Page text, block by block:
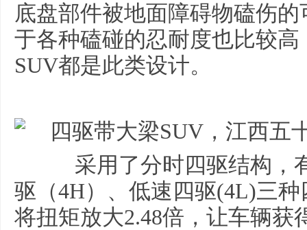
底盘部件被地面障碍物磕伤
于各种磕碰的忍耐度也比较
SUV都是此类设计。
采用了分时四驱结构，
驱（4H）、低速四驱(4L)三
将扭矩放大2.48倍，让车辆获